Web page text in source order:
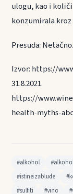
ulogu, kao i
konzumirala kroz
Presuda: Netačno.
Izvor: https://
31.8.2021.
https://
health-myths-
#alkohol
#istineizablude
#sulfiti
#vino